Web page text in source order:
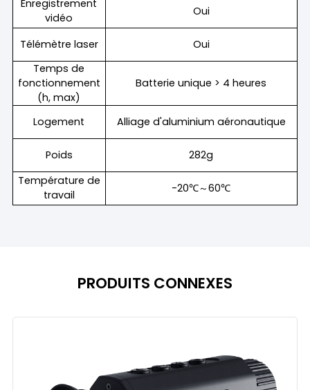
Enregistrement
vidéo
Oui
Télémètre laser
Oui
Temps de
fonctionnement
(h, max)
Batterie unique > 4 heures
Logement Alliage d'aluminium aéronautique
Poids
282g
Température de
travail
-20℃～60℃
PRODUITS CONNEXES